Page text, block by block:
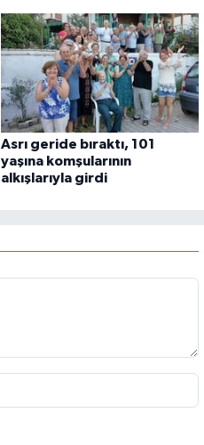
Asrı geride bıraktı, 101
yaşına komşularının
alkışlarıyla girdi